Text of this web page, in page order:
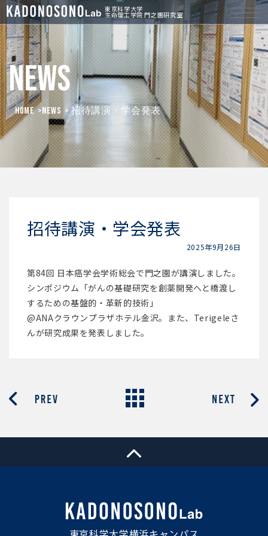
東京科学大学
生命理工学院 門之園研究室
News
HOME >News > 招待講演・学会発表
招待講演・学会発表
2025年9月26日
第84回 日本癌学会学術総会で門之園が講演しました。
シンポジウム「がんの基礎研究を創薬開発へと橋渡し
するための基盤的・革新的技術」
@ANAクラウンプラザホテル金沢。また、Terigeleさ
んが研究成果を発表しました。